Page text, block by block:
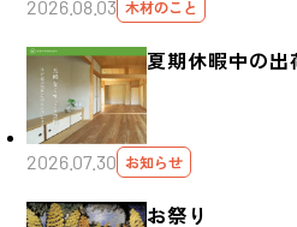
2026.08.03 木材のこと
夏期休暇中の出
2026.07.30 お知らせ
お祭り